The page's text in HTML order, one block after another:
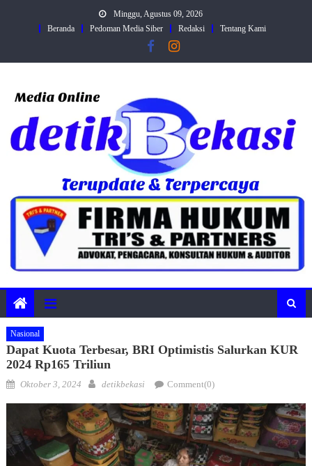
Minggu, Agustus 09, 2026
Beranda
Pedoman Media Siber Redaksi Tentang Kami
Nasional
Dapat Kuota Terbesar, BRI Optimistis Salurkan KUR
2024 Rp165 Triliun
Posted
Oktober 3, 2024 Author
detikbekasi Comment(0)